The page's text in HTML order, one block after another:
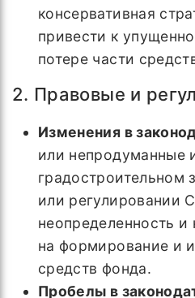
консервативная
привести к
потере части
2. Правовые и
Изменения в
или непродуманные
градостроительном
или регулировании
неопределенность и
на формирование и
средств фонда.
Пробелы в